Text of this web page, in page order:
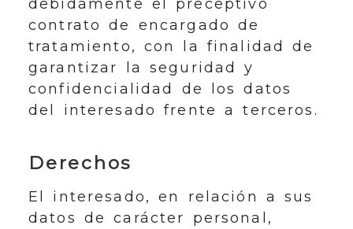
debidamente el preceptivo
contrato de encargado de
tratamiento, con la finalidad de
garantizar la seguridad y
confidencialidad de los datos
del interesado frente a terceros.
Derechos
El interesado, en relación a sus
datos de carácter personal,